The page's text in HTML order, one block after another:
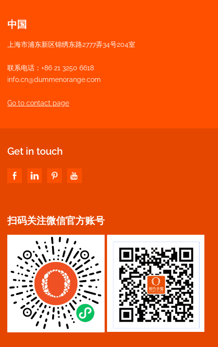
中国
上海市浦东新区锦绣东路2777弄34号204室
联系电话：+86 21 3250 6618
info.cn@dummenorange.com
Go to contact page
Get in touch
扫码关注微信官方账号